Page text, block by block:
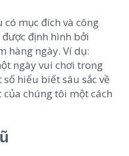
mục đích và công
định hình bởi
hàng ngày. Ví dụ:
ngày vui chơi trong
hiểu biết sâu sắc về
của chúng tôi một cách